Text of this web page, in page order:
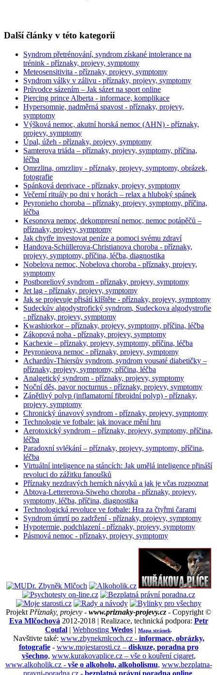
Další články v této kategorii
Syndrom přetrénování, syndrom získané intolerance na
trénink - příznaky, projevy, symptomy
Meteosensitivita - příznaky, projevy, symptomy
Syndrom války v zálivu - příznaky, projevy, symptomy
Průvodce sázením – Jak sázet na sport online
Piercing prince Alberta - informace, komplikace
Hypersomnie, nadměrná spavost - příznaky, projevy,
symptomy
Výšková nemoc, akutní horská nemoc (AHN) - příznaky,
projevy, symptomy
Úpal, úžeh - příznaky, projevy, symptomy
Samterova triáda – příznaky, projevy, symptomy, příčina,
léčba
Omrzlina, omrzliny - příznaky, projevy, symptomy, obrázek,
fotografie
Spánková deprivace - příznaky, projevy, symptomy
Večerní rituály po dni v horách – relax a hluboký spánek
Peyronieho choroba – příznaky, projevy, symptomy, příčina,
léčba
Kesonova nemoc, dekompresní nemoc, nemoc potápěčů –
příznaky, projevy, symptomy
Jak chytře investovat peníze a pomoci svému zdraví
Handova-Schüllerova-Christianova choroba - příznaky,
projevy, symptomy, příčina, léčba, diagnostika
Nobelova nemoc, Nobelova choroba - příznaky, projevy,
symptomy
Postboreliový syndrom - příznaky, projevy, symptomy
Jet lag - příznaky, projevy, symptomy
Jak se projevuje přisátí klíštěte - příznaky, projevy, symptomy
Sudeckův algodystrofický syndrom, Sudeckova algodystrofie
- příznaky, projevy, symptomy
Kwashiorkor – příznaky, projevy, symptomy, příčina, léčba
Zákopová noha - příznaky, projevy, symptomy
Kachexie – příznaky, projevy, symptomy, příčina, léčba
Peyronieova nemoc - příznaky, projevy, symptomy
Achardův-Thiersův syndrom, syndrom vousaté diabetičky –
příznaky, projevy, symptomy, příčina, léčba
Analgetický syndrom - příznaky, projevy, symptomy
Noční děs, pavor nocturnus - příznaky, projevy, symptomy
Zánětlivý polyp (inflamatorní fibroidní polyp) - příznaky,
projevy, symptomy
Chronický únavový syndrom - příznaky, projevy, symptomy
Technologie ve fotbale: jak inovace mění hru
Aerotoxický syndrom – příznaky, projevy, symptomy, příčina,
léčba
Paradoxní svlékání – příznaky, projevy, symptomy, příčina,
léčba
Virtuální inteligence na stáncích: Jak umělá inteligence přináší
revoluci do zážitku fanoušků
Příznaky nezdravých herních návyků a jak je včas rozpoznat
Abtova-Lettererova-Siweho choroba - příznaky, projevy,
symptomy, léčba, příčina, diagnostika
Technologická revoluce ve fotbale: Hra za čtyřmi čarami
Syndrom úmrtí po zadržení - příznaky, projevy, symptomy
Hypotermie, podchlazení - příznaky, projevy, symptomy
Pásmová nemoc - příznaky, projevy, symptomy
Projekt Příznaky, projevy - www.priznaky-projevy.cz - Copyright ©
Eva Mlčochová 2012-2018 | Realizace, technická podpora: Petr
Coufal | Webhosting Wedos | Mapa stránek.
Navštivte také: www.zbynekmlcoch.cz - informace, obrázky,
fotografie- www.mojestarosti.cz – diskuze, poradna pro
všechno, www.kurakovaplice.cz – vše o kouření cigaret,
www.alkoholik.cz - vše o alkoholu, alkoholismu, www.bezplatna-
pravni-poradna.cz - bezplatná právní poradna online,